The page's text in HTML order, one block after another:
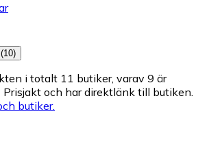
i totalt 11 butiker, varav 9 är
och har direktlänk till butiken.
butiker.